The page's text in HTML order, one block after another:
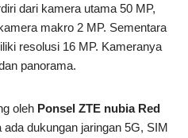
dari kamera utama 50 MP,
makro 2 MP. Sementara
resolusi 16 MP. Kameranya
panorama.
oleh Ponsel ZTE nubia Red
ada dukungan jaringan 5G, SIM